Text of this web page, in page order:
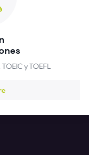
y TOEFL